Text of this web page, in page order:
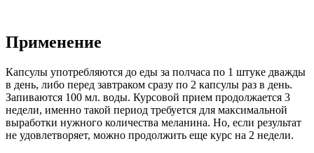
Применение
Капсулы употребляются до еды за полчаса по 1 штуке дважды
в день, либо перед завтраком сразу по 2 капсулы раз в день.
Запиваются 100 мл. воды. Курсовой прием продолжается 3
недели, именно такой период требуется для максимальной
выработки нужного количества меланина. Но, если результат
не удовлетворяет, можно продолжить еще курс на 2 недели.